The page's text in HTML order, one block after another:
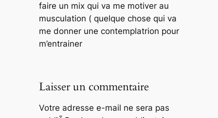
faire un mix qui va me motiver au
musculation ( quelque chose qui va
me donner une contemplatrion pour
m’entrainer
Laisser un commentaire
Votre adresse e-mail ne sera pas